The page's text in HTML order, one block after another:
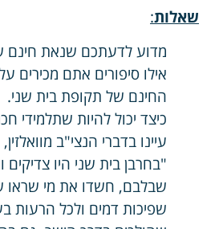
שאלות:
מדוע לדעתכם שנאת חינם
אילו סיפורים אתם
החינם של תקופת בית שני.
כיצד יכול להיות שתלמידי
עיינו בדברי הנצי"ב
"בחרבן בית שני היו
שבלבם, חשדו את מי שראו
שפיכות דמים ולכל הרעות